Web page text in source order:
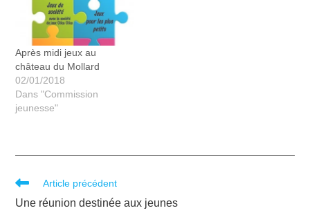
Après midi jeux au
château du Mollard
02/01/2018
Dans "Commission
jeunesse"
Article précédent
Une réunion destinée aux jeunes